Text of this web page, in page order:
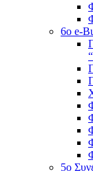
6o e-
5o